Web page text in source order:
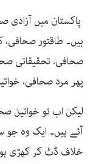
پاکستان میں آزادی
ہیں۔ طاقتور
صحافی، تحقیقاتی
پھر مرد صحافی،
لیکن اب تو خواتین
آئے ہیں۔ ایک وہ جو
خلاف ڈٹ کر کھڑی